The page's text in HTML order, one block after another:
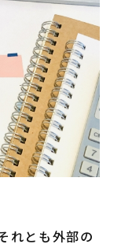
れとも外部の